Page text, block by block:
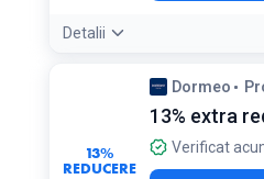
Detalii
13%
REDUCERE
Dormeo
13% extra
Verificat